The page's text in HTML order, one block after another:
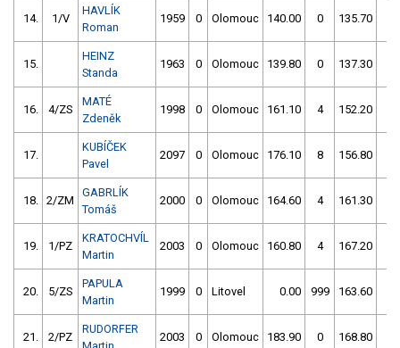
14. 1/V
HAVLÍK
Roman
1959 0 Olomouc 140.00 0 135.70
15.
HEINZ
Standa
1963 0 Olomouc 139.80 0 137.30
16. 4/ZS
MATÉ
Zdeněk
1998 0 Olomouc 161.10 4 152.20
17.
KUBÍČEK
Pavel
2097 0 Olomouc 176.10 8 156.80
18. 2/ZM
GABRLÍK
Tomáš
2000 0 Olomouc 164.60 4 161.30
19. 1/PZ
KRATOCHVÍL
Martin
2003 0 Olomouc 160.80 4 167.20
20. 5/ZS
PAPULA
Martin
1999 0 Litovel 0.00 999 163.60
21. 2/PZ
RUDORFER
2003 0 Olomouc 183.90 0 168.80